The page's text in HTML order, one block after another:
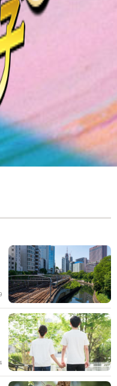
起こるかホンマにわ
ん！？「ごぶごぶ」の
セツ
トランだけじゃない
野真紀の魔法のレスト
」
彰のニュース解説が
る！「生！池上彰×山
太」
で読める！教えてもら
MBSテレビ TOP